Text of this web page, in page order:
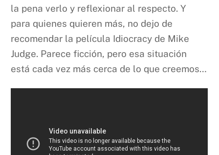
la pena verlo y reflexionar al respecto. Y
para quienes quieren más, no dejo de
recomendar la película Idiocracy de Mike
Judge. Parece ficción, pero esa situación
está cada vez más cerca de lo que creemos…